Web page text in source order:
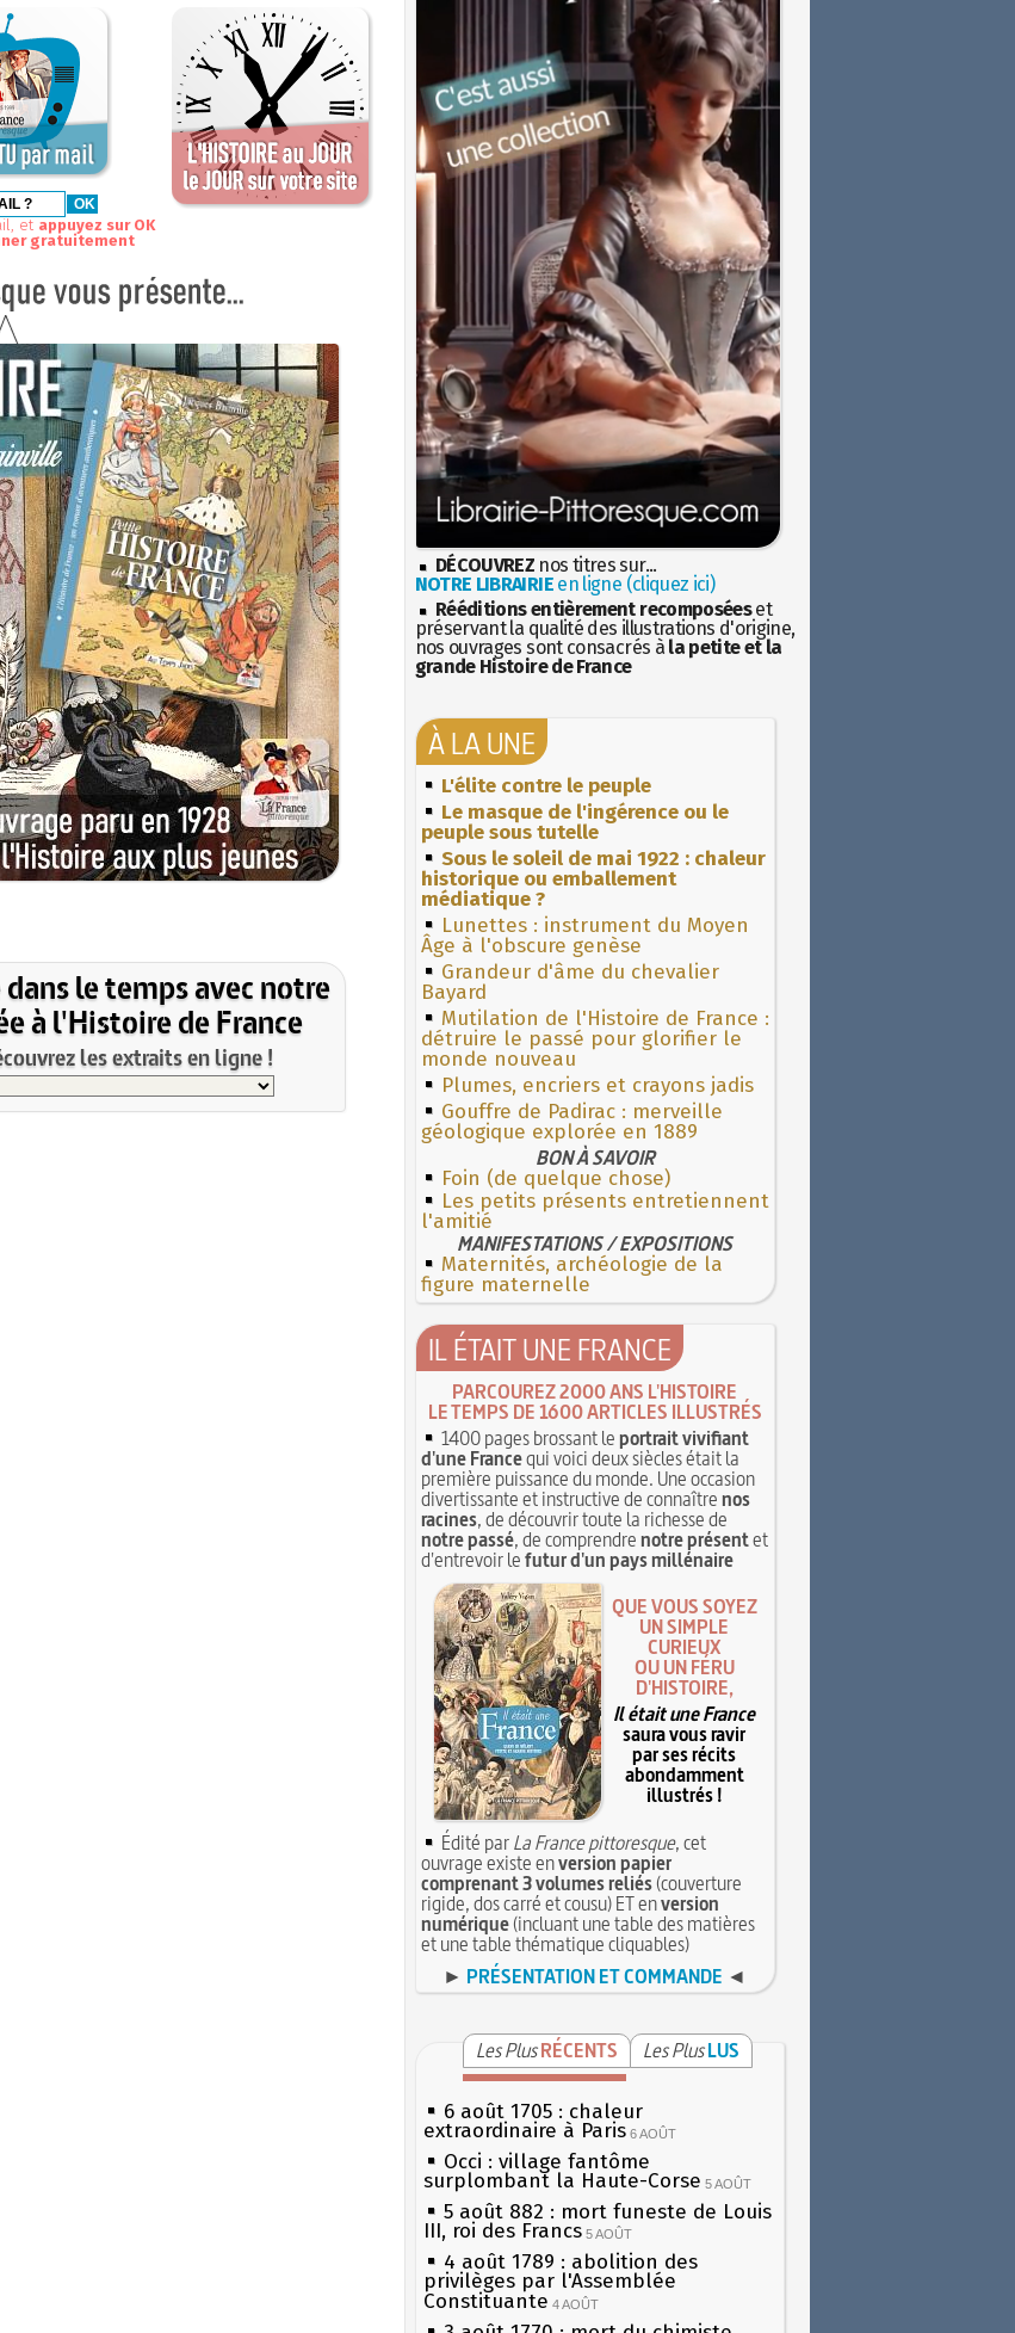
et appuyez sur OK
gratuitement
le temps avec notre
à l'Histoire de France
les extraits en ligne !
DÉCOUVREZ nos titres sur...
NOTRE LIBRAIRIEen ligne (cliquez ici)
Rééditions entièrement recomposéeset
préservant la qualité des illustrations d'origine,
nos ouvrages sont consacrés à la petite et la
grande Histoire de France
À LA UNE
L'élite contre le peuple
Le masque de l'ingérence ou le
peuple sous tutelle
Sous le soleil de mai 1922 : chaleur
historique ou emballement
médiatique ?
Lunettes : instrument du Moyen
Âge à l'obscure genèse
Grandeur d'âme du chevalier
Bayard
Mutilation de l'Histoire de France :
détruire le passé pour glorifier le
monde nouveau
Plumes, encriers et crayons jadis
Gouffre de Padirac : merveille
géologique explorée en 1889
BON À SAVOIR
Foin (de quelque chose)
Les petits présents entretiennent
l'amitié
MANIFESTATIONS / EXPOSITIONS
Maternités, archéologie de la
figure maternelle
IL ÉTAIT UNE FRANCE
PARCOUREZ 2000 ANS L'HISTOIRE
LE TEMPS DE 1600 ARTICLES ILLUSTRÉS
1400 pages brossant leportrait vivifiant
d'une Francequi voici deux siècles était la
première puissance du monde. Une occasion
divertissante et instructive de connaîtrenos
racines, de découvrir toute la richesse de
notre passé, de comprendrenotre présentet
d'entrevoir lefutur d'un pays millénaire
QUE VOUS SOYEZ
UN SIMPLE
CURIEUX
OU UN FÉRU
D'HISTOIRE,
Il était une France
saura vous ravir
par ses récits
abondamment
illustrés !
Édité parLa France pittoresque, cet
ouvrage existe enversion papier
comprenant 3 volumes reliés(couverture
rigide, dos carré et cousu) ET enversion
numérique(incluant une table des matières
et une table thématique cliquables)
► PRÉSENTATION ET COMMANDE ◄
Les Plus RÉCENTS Les Plus LUS
6 août 1705 : chaleur
extraordinaire à Paris 6 AOÛT
Occi : village fantôme
surplombant la Haute-Corse 5 AOÛT
5 août 882 : mort funeste de Louis
III, roi des Francs 5 AOÛT
4 août 1789 : abolition des
privilèges par l'Assemblée
Constituante 4 AOÛT